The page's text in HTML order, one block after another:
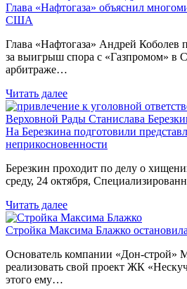
Глава «Нафтогаза» объяснил
США
Глава «Нафтогаза» Андрей Коболев
за выигрыш спора с «Газпромом» в
арбитраже…
Читать далее
На Березкина подготовили
неприкосновенности
Березкин проходит по делу о
среду, 24 октября,
Читать далее
Стройка Максима Блажко
Основатель компании «Дон-строй»
реализовать свой проект ЖК
этого ему…